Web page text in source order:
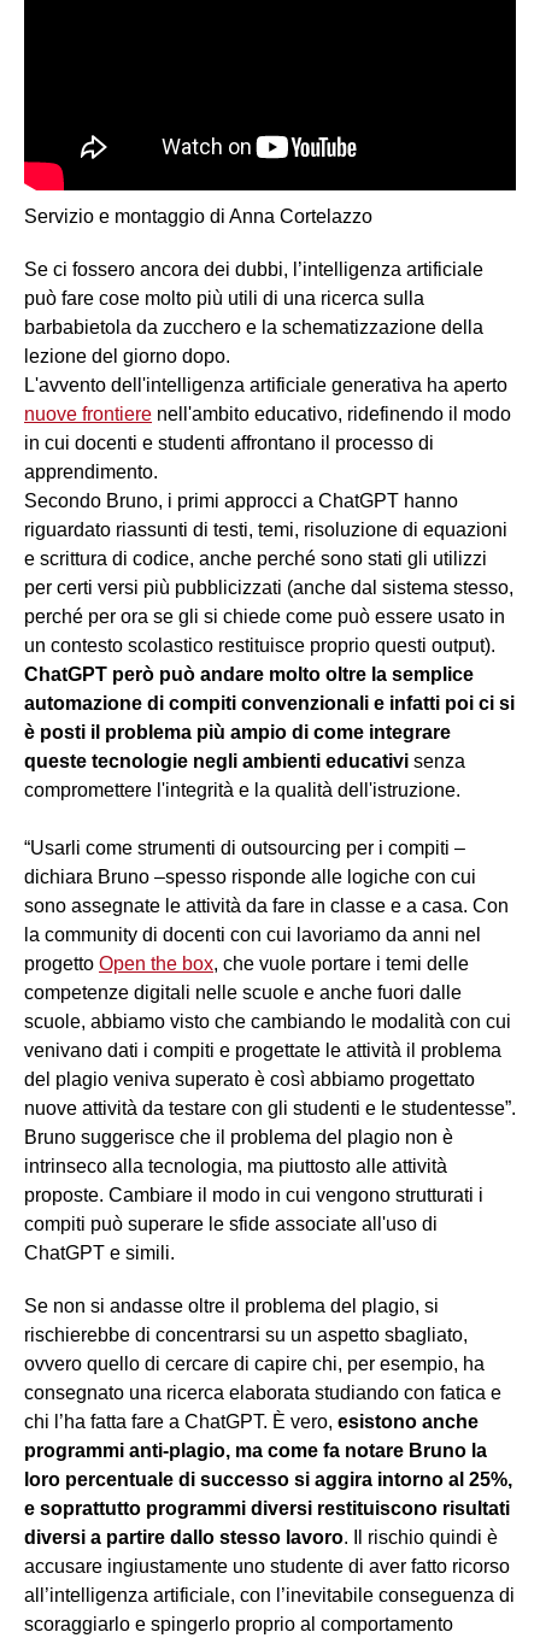
Servizio e montaggio di Anna Cortelazzo
Se ci fossero ancora dei dubbi, l’intelligenza artificiale
può fare cose molto più utili di una ricerca sulla
barbabietola da zucchero e la schematizzazione della
lezione del giorno dopo.
L'avvento dell'intelligenza artificiale generativa ha aperto
nuove frontiere nell'ambito educativo, ridefinendo il modo
in cui docenti e studenti affrontano il processo di
apprendimento.
Secondo Bruno, i primi approcci a ChatGPT hanno
riguardato riassunti di testi, temi, risoluzione di equazioni
e scrittura di codice, anche perché sono stati gli utilizzi
per certi versi più pubblicizzati (anche dal sistema stesso,
perché per ora se gli si chiede come può essere usato in
un contesto scolastico restituisce proprio questi output).
ChatGPT però può andare molto oltre la semplice
automazione di compiti convenzionali e infatti poi ci si
è posti il problema più ampio di come integrare
queste tecnologie negli ambienti educativi senza
compromettere l'integrità e la qualità dell'istruzione.
“Usarli come strumenti di outsourcing per i compiti –
dichiara Bruno –spesso risponde alle logiche con cui
sono assegnate le attività da fare in classe e a casa. Con
la community di docenti con cui lavoriamo da anni nel
progetto Open the box, che vuole portare i temi delle
competenze digitali nelle scuole e anche fuori dalle
scuole, abbiamo visto che cambiando le modalità con cui
venivano dati i compiti e progettate le attività il problema
del plagio veniva superato è così abbiamo progettato
nuove attività da testare con gli studenti e le studentesse”.
Bruno suggerisce che il problema del plagio non è
intrinseco alla tecnologia, ma piuttosto alle attività
proposte. Cambiare il modo in cui vengono strutturati i
compiti può superare le sfide associate all'uso di
ChatGPT e simili.
Se non si andasse oltre il problema del plagio, si
rischierebbe di concentrarsi su un aspetto sbagliato,
ovvero quello di cercare di capire chi, per esempio, ha
consegnato una ricerca elaborata studiando con fatica e
chi l’ha fatta fare a ChatGPT. È vero, esistono anche
programmi anti-plagio, ma come fa notare Bruno la
loro percentuale di successo si aggira intorno al 25%,
e soprattutto programmi diversi restituiscono risultati
diversi a partire dallo stesso lavoro. Il rischio quindi è
accusare ingiustamente uno studente di aver fatto ricorso
all’intelligenza artificiale, con l’inevitabile conseguenza di
scoraggiarlo e spingerlo proprio al comportamento